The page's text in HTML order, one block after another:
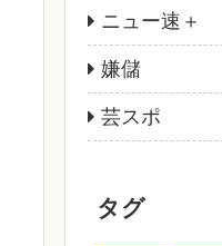
ニュー速＋
嫌儲
芸スポ
タグ